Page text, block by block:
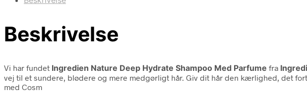
Beskrivelse
Vi har fundet Ingredien Nature Deep Hydrate Shampoo Med Parfume fra
vej til et sundere, blødere og mere medgørligt hår. Giv dit hår den kærlighed, det
med Cosm